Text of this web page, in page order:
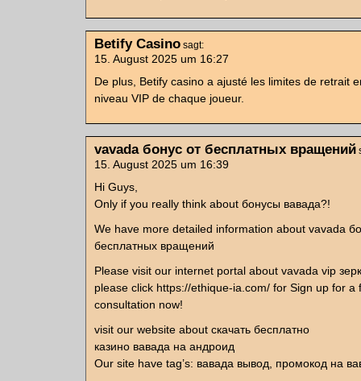
Betify Casino sagt:
15. August 2025 um 16:27
De plus, Betify casino a ajusté les limites de retrait
niveau VIP de chaque joueur.
vavada бонус от бесплатных вращений
15. August 2025 um 16:39
Hi Guys,
Only if you really think about бонусы вавада?!
We have more detailed information about vavada
бесплатных вращений
Please visit our internet portal about vavada vip
please click https://ethique-ia.com/ for Sign up for a
consultation now!
visit our website about скачать бесплатно
казино вавада на андроид
Our site have tag’s: вавада вывод, промокод на